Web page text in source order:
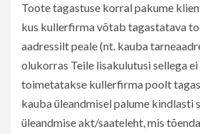
Toote tagastuse korral pakume
kus kullerfirma võtab tagastatava
aadressilt peale (nt. kauba
olukorras Teile lisakulutusi sellega ei
toimetatakse kullerfirma poolt
kauba üleandmisel palume kindlasti
üleandmise akt/saateleht, mis